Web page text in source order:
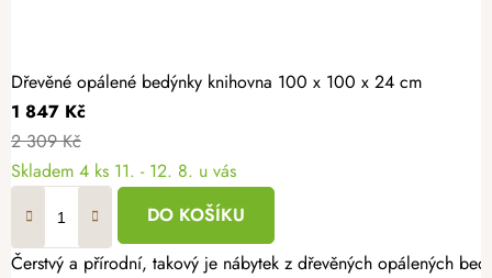
Dřevěné opálené bedýnky knihovna 100 x 100 x 24 cm
1 847 Kč
2 309 Kč
Skladem 4 ks 11. - 12. 8. u vás
DO KOŠÍKU
Čerstvý a přírodní, takový je nábytek z dřevěných opálených